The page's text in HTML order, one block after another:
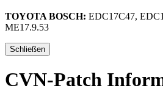
TOYOTA BOSCH: EDC17C47,
ME17.9.53
Schließen
CVN-Patch